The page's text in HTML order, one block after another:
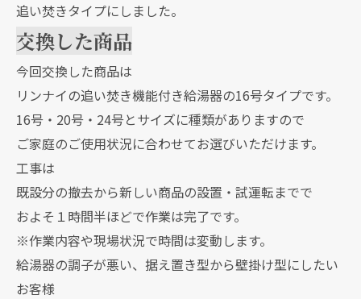
追い焚きタイプにしました。
交換した商品
今回交換した商品は
リンナイの追い焚き機能付き給湯器の16号タイプです。
16号・20号・24号とサイズに種類がありますので
ご家庭のご使用状況に合わせてお選びいただけます。
工事は
既設分の撤去から新しい商品の設置・試運転までで
およそ１時間半ほどで作業は完了です。
※作業内容や現場状況で時間は変動します。
給湯器の調子が悪い、据え置き型から壁掛け型にしたい
お客様